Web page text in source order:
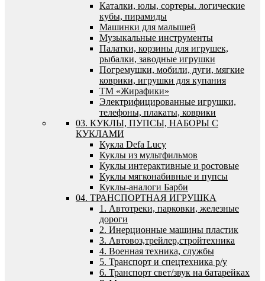
Каталки, юлы, сортеры. логические
кубы, пирамиды
Машинки для малышей
Музыкальные инструменты
Палатки, корзины для игрушек,
рыбалки, заводные игрушки
Погремушки, мобили, дуги, мягкие
коврики, игрушки для купания
ТМ «Жирафики»
Электрифицированные игрушки,
телефоны, плакаты, коврики
03. КУКЛЫ, ПУПСЫ, НАБОРЫ С
КУКЛАМИ
Кукла Defa Lucy
Куклы из мультфильмов
Куклы интерактивные и ростовые
Куклы мягконабивные и пупсы
Куклы-аналоги Барби
04. ТРАНСПОРТНАЯ ИГРУШКА
1. Автотреки, парковки, железные
дороги
2. Инерционные машины пластик
3. Автовоз,трейлер,стройтехника
4. Военная техника, службы
5. Транспорт и спецтехника р/у
6. Транспорт свет/звук на батарейках